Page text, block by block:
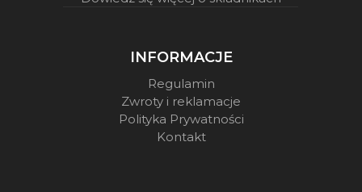
INFORMACJE
Regulamin
Zwroty i reklamacje
Polityka Prywatności
Kontakt